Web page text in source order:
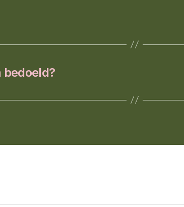
bedoeld?